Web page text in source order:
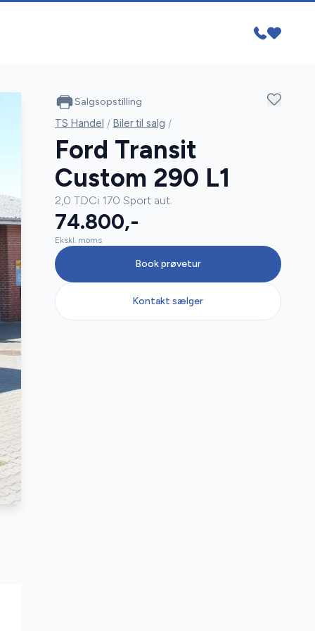
Salgsopstilling
TS Handel / Biler til salg /
Ford Transit
Custom 290 L1
2,0 TDCi 170 Sport aut.
74.800,-
Ekskl. moms
Book prøvetur
Kontakt sælger